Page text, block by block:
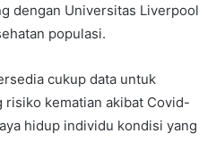
dengan Universitas Liverpool
populasi.
cukup data untuk
risiko kematian akibat Covid-
hidup individu kondisi yang